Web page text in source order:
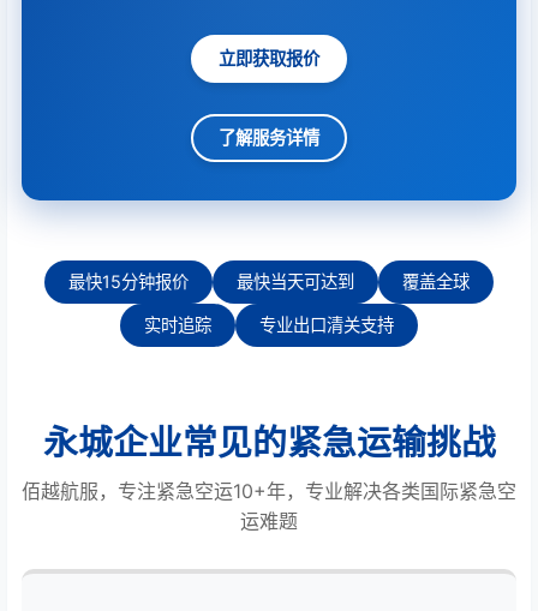
立即获取报价
了解服务详情
最快15分钟报价 最快当天可达到 覆盖全球
实时追踪 专业出口清关支持
永城企业常见的紧急运输挑战
佰越航服，专注紧急空运10+年，专业解决各类国际紧急空
运难题